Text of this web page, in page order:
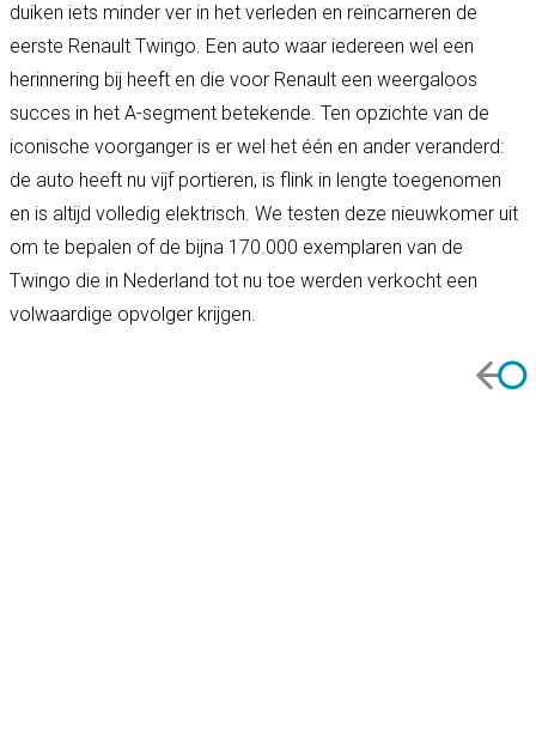
duiken iets minder ver in het verleden en reïncarneren de
eerste Renault Twingo. Een auto waar iedereen wel een
herinnering bij heeft en die voor Renault een weergaloos
succes in het A-segment betekende. Ten opzichte van de
iconische voorganger is er wel het één en ander veranderd:
de auto heeft nu vijf portieren, is flink in lengte toegenomen
en is altijd volledig elektrisch. We testen deze nieuwkomer uit
om te bepalen of de bijna 170.000 exemplaren van de
Twingo die in Nederland tot nu toe werden verkocht een
volwaardige opvolger krijgen.